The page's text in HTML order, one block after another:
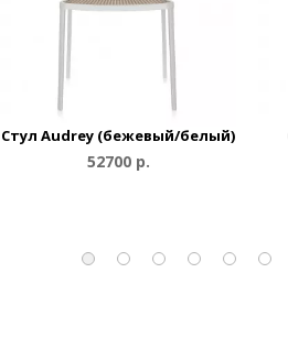
Стул Audrey (бежевый/белый)
52700 р.